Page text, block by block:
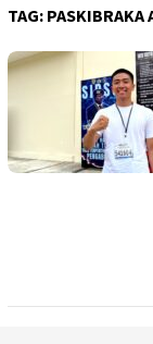
TAG: PASKIBRAKA